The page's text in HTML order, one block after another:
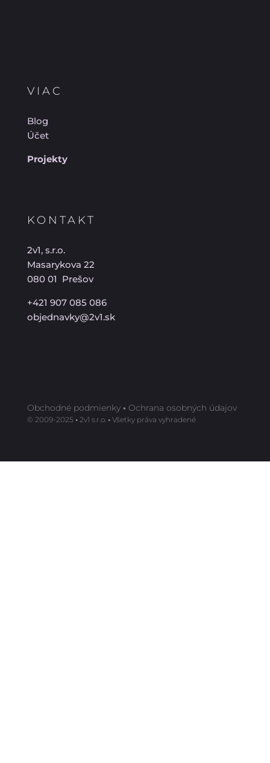
VIAC
Blog
Účet
Projekty
KONTAKT
2v1, s.r.o.
Masarykova 22
080 01 Prešov
+421 907 085 086
objednavky@2v1.sk
Obchodné podmienky • Ochrana osobných údajov
©️ 2009-2025 •2v1 s.r.o. •Všetky práva vyhradené